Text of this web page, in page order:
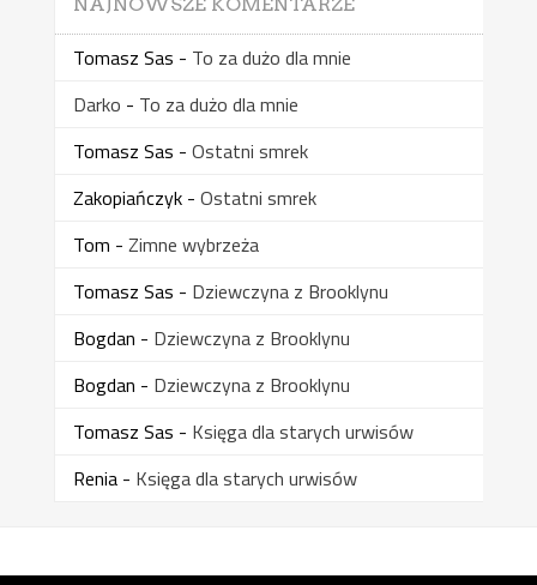
Tomasz Sas - To za dużo dla mnie
Darko - To za dużo dla mnie
Tomasz Sas - Ostatni smrek
Zakopiańczyk- Ostatni smrek
Tom - Zimne wybrzeża
Tomasz Sas - Dziewczyna z Brooklynu
Bogdan - Dziewczyna z Brooklynu
Bogdan - Dziewczyna z Brooklynu
Tomasz Sas - Księga dla starych urwisów
Renia- Księga dla starych urwisów